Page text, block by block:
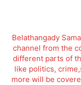
Belathangady
channel from the
different parts of
like politics,
more will be